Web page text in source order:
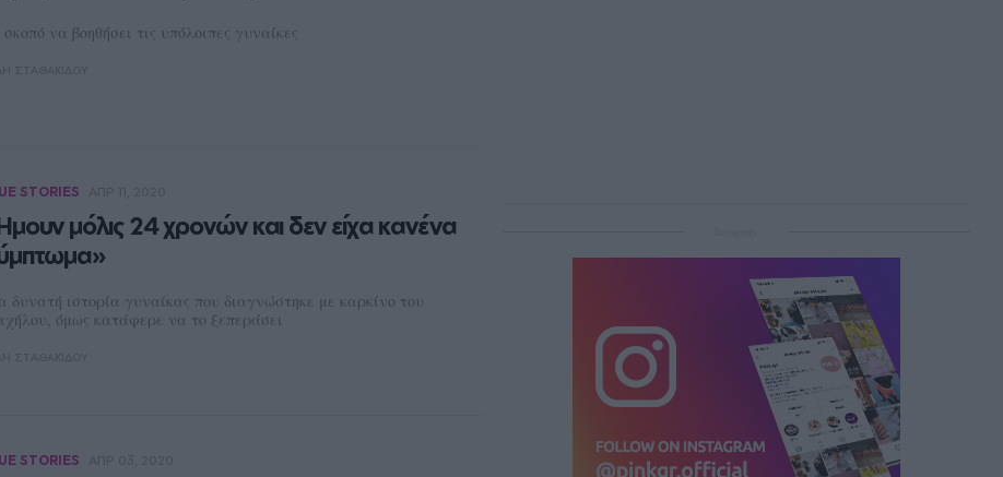
να βοηθήσει τις υπόλοιπες γυναίκες
STORIES
μόλις 24 χρονών και δεν είχα κανένα
δυνατή ιστορία γυναίκας που διαγνώστηκε με καρκίνο του
όμως κατάφερε να το ξεπεράσει
STORIES